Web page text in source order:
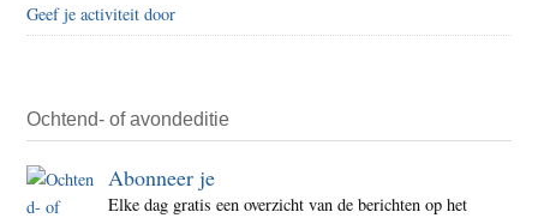
Geef je activiteit door
Ochtend- of avondeditie
Abonneer je
Elke dag gratis een overzicht van de berichten op het